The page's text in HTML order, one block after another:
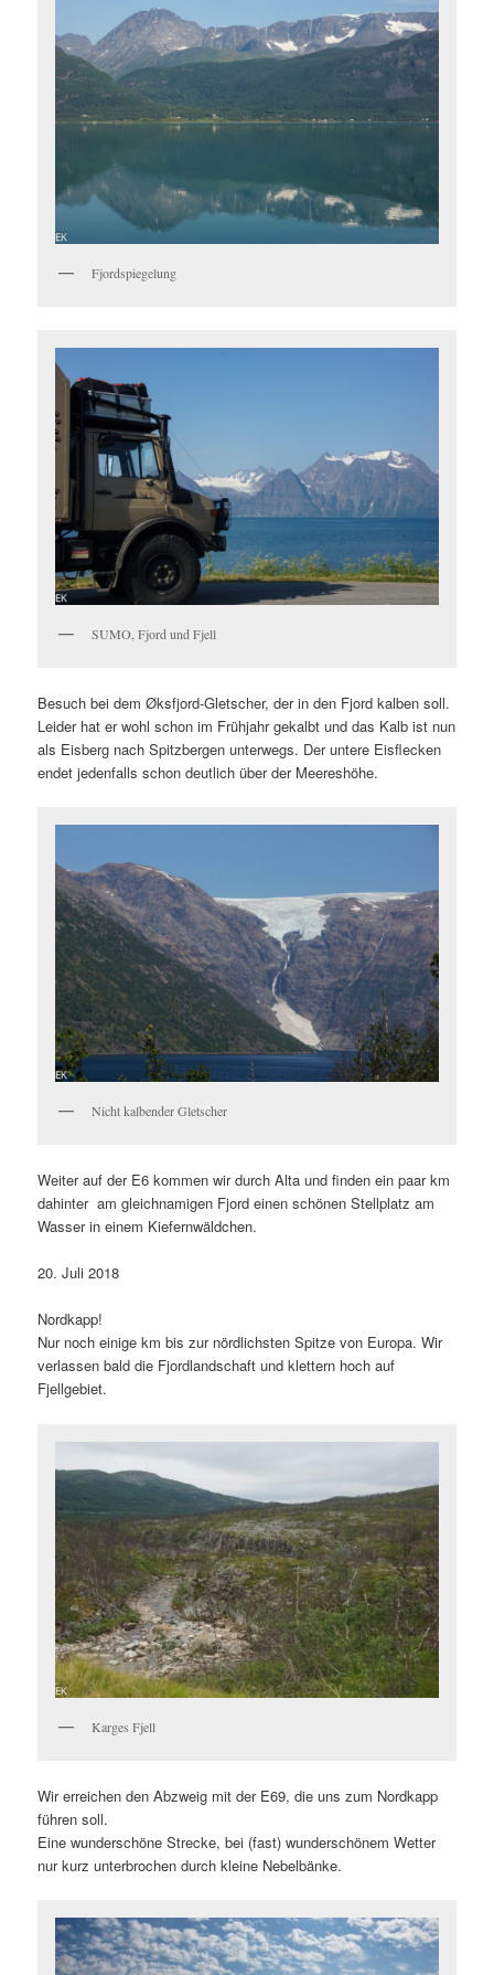
Fjordspiegelung
SUMO, Fjord und Fjell
Besuch bei dem Øksfjord-Gletscher, der in den Fjord kalben soll.
Leider hat er wohl schon im Frühjahr gekalbt und das Kalb ist nun
als Eisberg nach Spitzbergen unterwegs. Der untere Eisflecken
endet jedenfalls schon deutlich über der Meereshöhe.
Nicht kalbender Gletscher
Weiter auf der E6 kommen wir durch Alta und finden ein paar km
dahinter am gleichnamigen Fjord einen schönen Stellplatz am
Wasser in einem Kiefernwäldchen.
20. Juli 2018
Nordkapp!
Nur noch einige km bis zur nördlichsten Spitze von Europa. Wir
verlassen bald die Fjordlandschaft und klettern hoch auf
Fjellgebiet.
Karges Fjell
Wir erreichen den Abzweig mit der E69, die uns zum Nordkapp
führen soll.
Eine wunderschöne Strecke, bei (fast) wunderschönem Wetter
nur kurz unterbrochen durch kleine Nebelbänke.